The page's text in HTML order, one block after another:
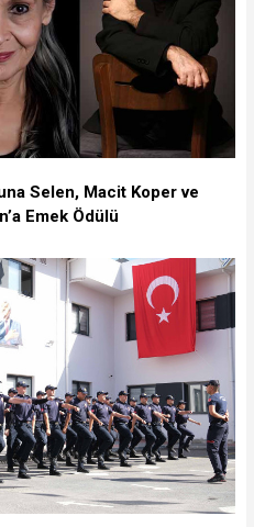
Selen, Macit Koper ve
Emek Ödülü